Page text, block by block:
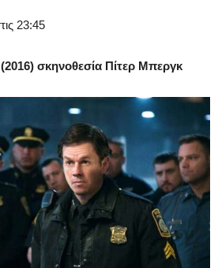
23:45
σκηνοθεσία Πίτερ Μπεργκ